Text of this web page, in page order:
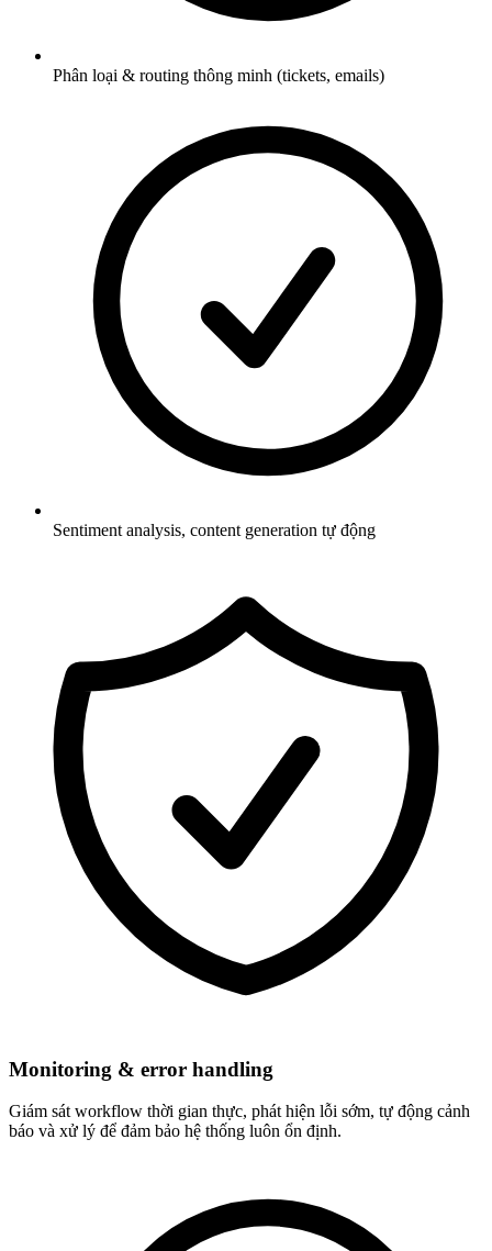
Phân loại & routing thông minh (tickets, emails)
Sentiment analysis, content generation tự động
Monitoring & error handling
Giám sát workflow thời gian thực, phát hiện lỗi sớm, tự động cảnh
báo và xử lý để đảm bảo hệ thống luôn ổn định.